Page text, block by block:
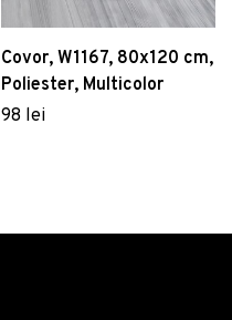
Covor, W1167, 80x120 cm,
Poliester, Multicolor
98 lei